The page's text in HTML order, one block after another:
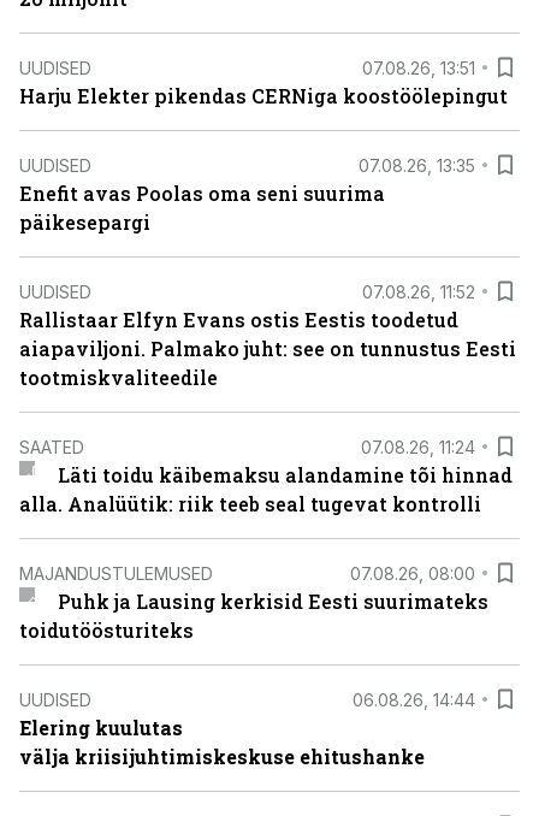
UUDISED 07.08.26, 13:51
Harju Elekter pikendas CERNiga koostöölepingut
UUDISED 07.08.26, 13:35
Enefit avas Poolas oma seni suurima
päikesepargi
UUDISED 07.08.26, 11:52
Rallistaar Elfyn Evans ostis Eestis toodetud
aiapaviljoni. Palmako juht: see on tunnustus Eesti
tootmiskvaliteedile
SAATED 07.08.26, 11:24
Läti toidu käibemaksu alandamine tõi hinnad
alla. Analüütik: riik teeb seal tugevat kontrolli
MAJANDUSTULEMUSED 07.08.26, 08:00
Puhk ja Lausing kerkisid Eesti suurimateks
toidutöösturiteks
UUDISED 06.08.26, 14:44
Elering kuulutas
välja kriisijuhtimiskeskuse ehitushanke